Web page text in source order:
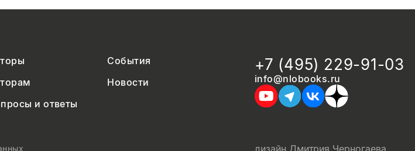
События
Новости
и ответы
+7 (495) 229-91-03
info@nlobooks.ru